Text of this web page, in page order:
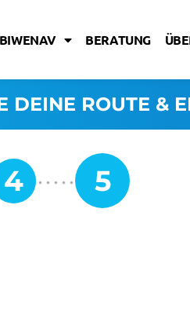
BIWENAV BERATUNG
DEINE ROUTE &